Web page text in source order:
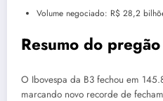
Volume negociado: R$ 28,2
Resumo do pregão
O Ibovespa da B3 fechou em
marcando novo recorde de